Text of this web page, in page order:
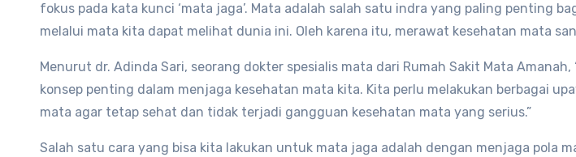
fokus pada kata kunci ‘mata jaga’. Mata adalah salah satu indra yang paling penting
melalui mata kita dapat melihat dunia ini. Oleh karena itu, merawat kesehatan mata
Menurut dr. Adinda Sari, seorang dokter spesialis mata dari Rumah Sakit Mata Amanah,
konsep penting dalam menjaga kesehatan mata kita. Kita perlu melakukan berbagai
mata agar tetap sehat dan tidak terjadi gangguan kesehatan mata yang serius.”
Salah satu cara yang bisa kita lakukan untuk mata jaga adalah dengan menjaga pola